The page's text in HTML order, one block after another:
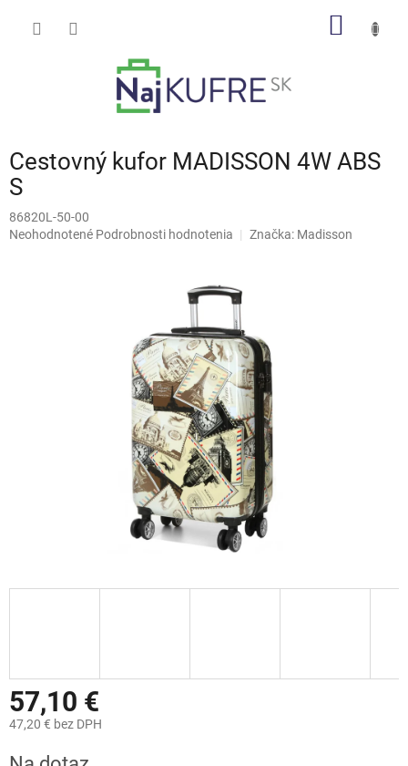
Cestovný kufor MADISSON 4W ABS
S
86820L-50-00
Priemerné
Neohodnotené Podrobnosti hodnotenia Značka: Madisson
57,10 €
47,20 € bez DPH